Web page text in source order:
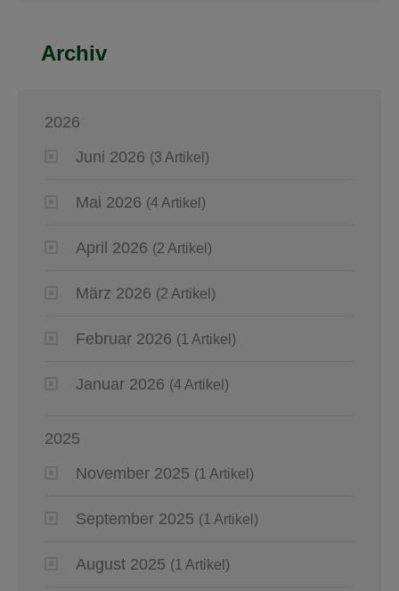
Archiv
2026
Juni 2026 (3 Artikel)
Mai 2026 (4 Artikel)
April 2026 (2 Artikel)
März 2026 (2 Artikel)
Februar 2026 (1 Artikel)
Januar 2026 (4 Artikel)
2025
November 2025 (1 Artikel)
September 2025 (1 Artikel)
August 2025 (1 Artikel)